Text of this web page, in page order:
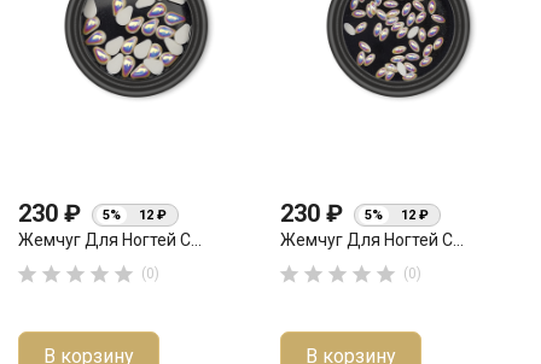
230 ₽ 5% 12 ₽
Жемчуг Для Ногтей С...
     (0)
В корзину
230 ₽ 5% 12 ₽
Жемчуг Для Ногтей С...
     (0)
В корзину